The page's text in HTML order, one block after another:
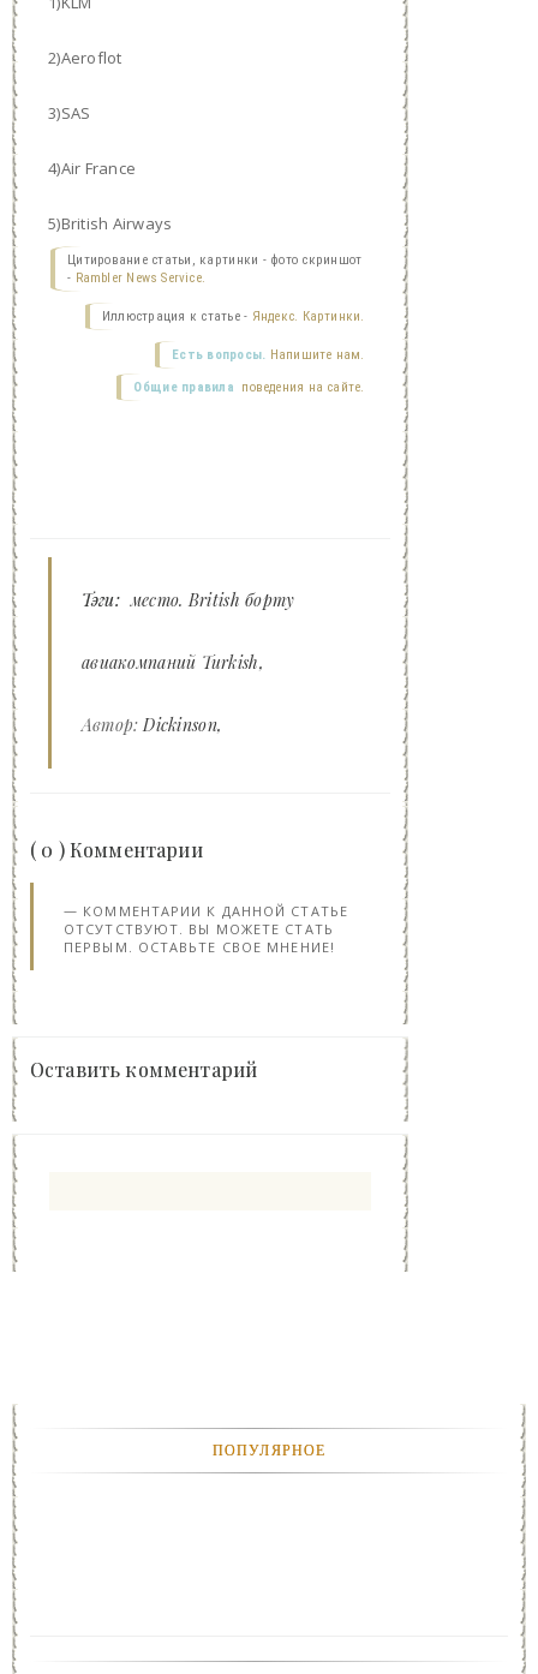
2)Aeroflot
3)SAS
4)Air France
5)British Airways
Цитирование статьи, картинки - фото скриншот
- Rambler News Service.
Иллюстрация к статье - Яндекс. Картинки.
Есть вопросы. Напишите нам.
Общие правила поведения на сайте.
Тэги: место. British борту
авиакомпаний Turkish
Автор:Dickinson
( 0 ) Комментарии
КОММЕНТАРИИ К ДАННОЙ СТАТЬЕ
ОТСУТСТВУЮТ. ВЫ МОЖЕТЕ СТАТЬ
ПЕРВЫМ. ОСТАВЬТЕ СВОЕ МНЕНИЕ!
Оставить комментарий
ПОПУЛЯРНОЕ